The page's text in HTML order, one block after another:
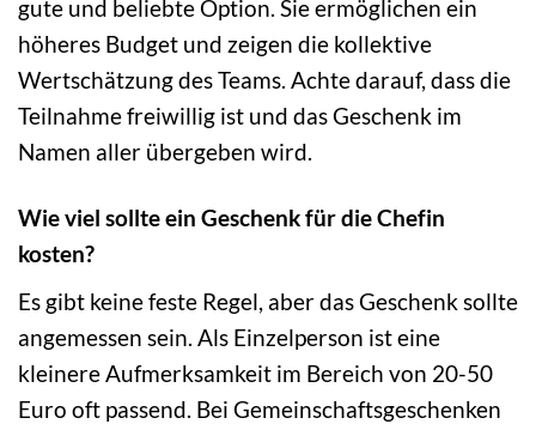
gute und beliebte Option. Sie ermöglichen ein
höheres Budget und zeigen die kollektive
Wertschätzung des Teams. Achte darauf, dass die
Teilnahme freiwillig ist und das Geschenk im
Namen aller übergeben wird.
Wie viel sollte ein Geschenk für die Chefin
kosten?
Es gibt keine feste Regel, aber das Geschenk sollte
angemessen sein. Als Einzelperson ist eine
kleinere Aufmerksamkeit im Bereich von 20-50
Euro oft passend. Bei Gemeinschaftsgeschenken